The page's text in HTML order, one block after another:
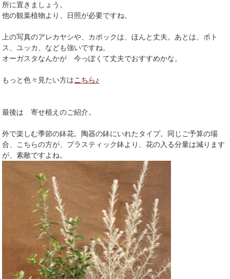
所に置きましょう。
他の観葉植物より、日照が必要ですね。
上の写真のアレカヤシや、カポックは、ほんと丈夫。あとは、ポト
ス、ユッカ、なども強いですね。
オーガスタなんかが 今っぽくて丈夫でおすすめかな。
もっと色々見たい方はこちら♪
最後は 寄せ植えのご紹介。
外で楽しむ季節の鉢花。陶器の鉢にいれたタイプ。同じご予算の場
合、こちらの方が、プラスティック鉢より、花の入る分量は減ります
が、素敵ですよね。